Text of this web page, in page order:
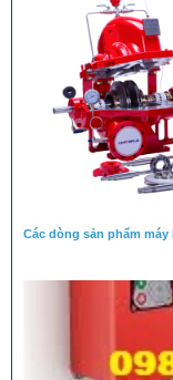
Các dòng sản phẩm